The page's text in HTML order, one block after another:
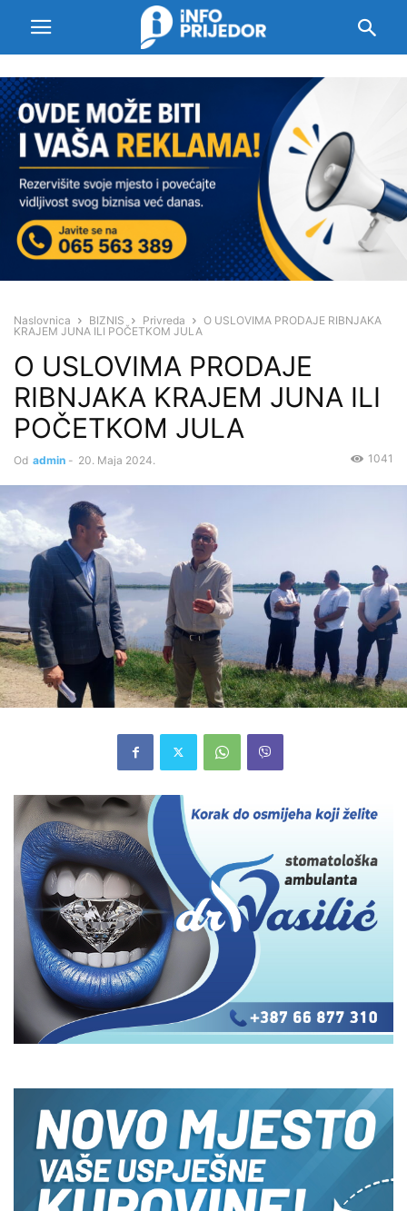
Naslovnica BIZNIS Privreda
O USLOVIMA PRODAJE RIBNJAKA
KRAJEM JUNA ILI POČETKOM JULA
O USLOVIMA PRODAJE
RIBNJAKA KRAJEM JUNA ILI
POČETKOM JULA
Od admin - 20. Maja 2024. 1041